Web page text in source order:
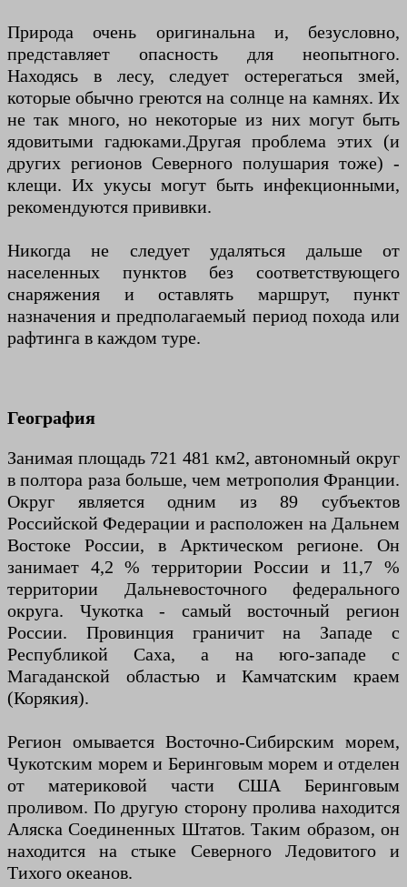
Природа очень оригинальна и, безусловно,
представляет опасность для неопытного.
Находясь в лесу, следует остерегаться змей,
которые обычно греются на солнце на камнях. Их
не так много, но некоторые из них могут быть
ядовитыми гадюками.Другая проблема этих (и
других регионов Северного полушария тоже) -
клещи. Их укусы могут быть инфекционными,
рекомендуются прививки.
Никогда не следует удаляться дальше от
населенных пунктов без соответствующего
снаряжения и оставлять маршрут, пункт
назначения и предполагаемый период похода или
рафтинга в каждом туре.
География
Занимая площадь 721 481 км2, автономный округ
в полтора раза больше, чем метрополия Франции.
Округ является одним из 89 субъектов
Российской Федерации и расположен на Дальнем
Востоке России, в Арктическом регионе. Он
занимает 4,2 % территории России и 11,7 %
территории Дальневосточного федерального
округа. Чукотка - самый восточный регион
России. Провинция граничит на Западе с
Республикой Саха, а на юго-западе с
Магаданской областью и Камчатским краем
(Корякия).
Регион омывается Восточно-Сибирским морем,
Чукотским морем и Беринговым морем и отделен
от материковой части США Беринговым
проливом. По другую сторону пролива находится
Аляска Соединенных Штатов. Таким образом, он
находится на стыке Северного Ледовитого и
Тихого океанов.